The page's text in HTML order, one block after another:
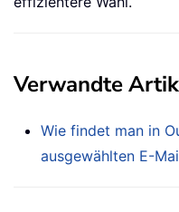
Verwandte
Wie findet man in
ausgewählten E-